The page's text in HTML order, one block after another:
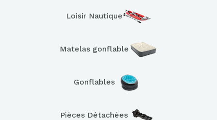
Loisir Nautique
Matelas gonflable
Gonflables
Pièces Détachées